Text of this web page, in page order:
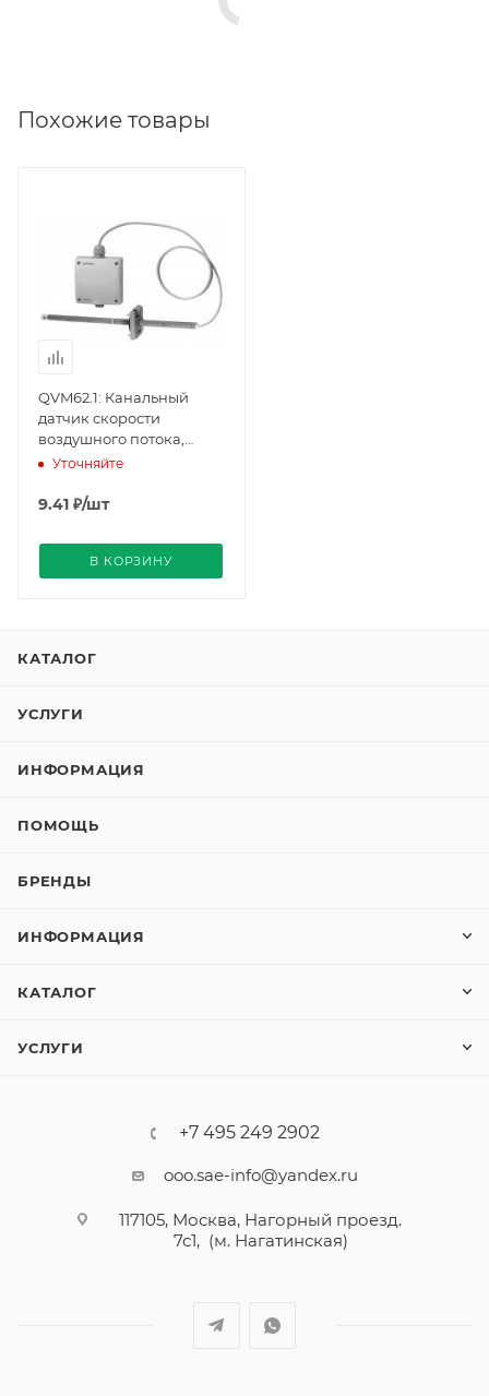
Похожие товары
QVM62.1: Канальный
датчик скорости
воздушного потока,
AC/DC 24 В
Уточняйте
9.41 ₽/шт
В КОРЗИНУ
КАТАЛОГ
УСЛУГИ
ИНФОРМАЦИЯ
ПОМОЩЬ
БРЕНДЫ
ИНФОРМАЦИЯ
КАТАЛОГ
УСЛУГИ
+7 495 249 2902
ooo.sae-info@yandex.ru
117105, Москва, Нагорный проезд.
7с1, (м. Нагатинская)